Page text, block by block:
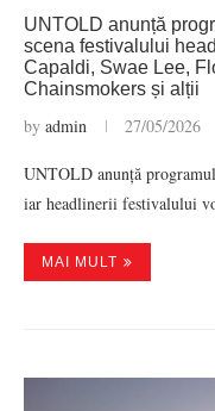
UNTOLD anunță
scena festivalului
Capaldi, Swae Lee,
Chainsmokers și alții
by admin 27/05/2026
UNTOLD anunță
iar headlinerii festivalului
MAI MULT